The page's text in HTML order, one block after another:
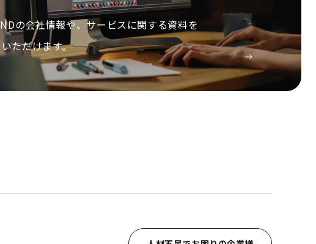
の会社情報や、サービスに関する資料を
ただけます。